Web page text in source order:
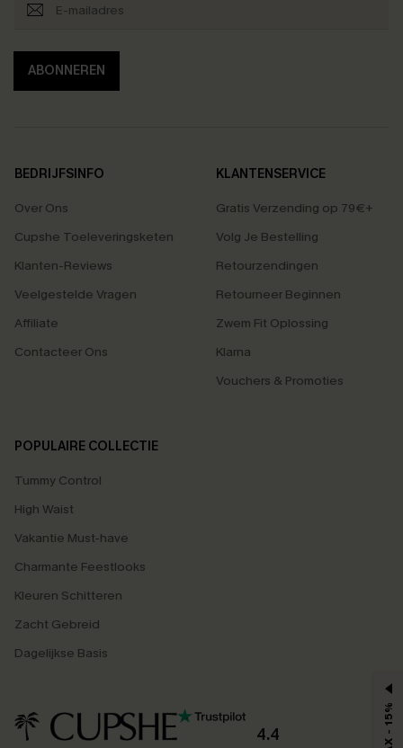
ABONNEREN
BEDRIJFSINFO
Over Ons
Cupshe Toeleveringsketen
Klanten-Reviews
Veelgestelde Vragen
Affiliate
Contacteer Ons
KLANTENSERVICE
Gratis Verzending op 79€+
Volg Je Bestelling
Retourzendingen
Retourneer Beginnen
Zwem Fit Oplossing
Klarna
Vouchers & Promoties
POPULAIRE COLLECTIE
Tummy Control
High Waist
Vakantie Must-have
Charmante Feestlooks
Kleuren Schitteren
Zacht Gebreid
Dagelijkse Basis
4.4 MAX - 15%